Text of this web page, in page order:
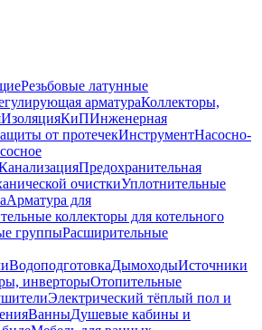
Резьбовые латунные
арматураКоллекторы,
ИзоляцияКиПИнженерная
от протечекИнструментНасосно-
Предохранительная
очисткиУплотнительные
Арматура для
коллекторы для котельного
группыРасширительные
ВодоподготовкаДымоходыИсточники
инверторыОтопительные
Электрический тёплый пол и
ВанныДушевые кабины и